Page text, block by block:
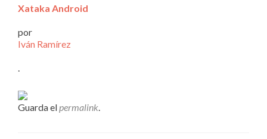
Xataka Android
por
Iván Ramírez
.
Guarda elpermalink.